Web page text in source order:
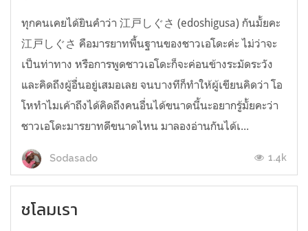
ทุกคนเคยได้ยินคำว่า 江戸しぐさ (edoshigusa) กันมั้ยคะ
江戸しぐさ คือมารยาทพื้นฐานของชาวเอโดะค่ะ ไม่ว่าจะ
เป็นท่าทาง หรือการพูดชาวเอโดะก็จะค่อนข้างระมัดระวัง
และคิดถึงผู้อื่นอยู่เสมอเลย จนบางทีก็ทำให้ผู้เขียนคิดว่า โอ
โหทำไมเค้าถึงได้คิดถึงคนอื่นได้ขนาดนี้นะอยากรู้มั้ยคะว่า
ชาวเอโดะมารยาทดีขนาดไหน มาลองอ่านกันได้เ...
Sodasado 1.4k
ชโลมเรา